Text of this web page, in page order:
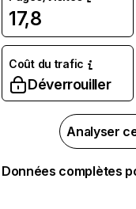
17,8
Coût du trafic
Déverrouiller
Analyser
Données complètes